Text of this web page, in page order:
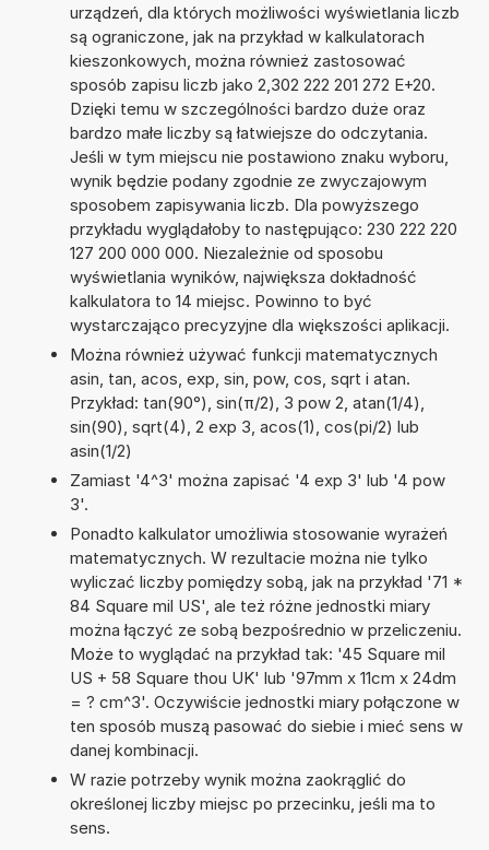
urządzeń, dla których możliwości wyświetlania liczb
są ograniczone, jak na przykład w kalkulatorach
kieszonkowych, można również zastosować
sposób zapisu liczb jako 2,302 222 201 272 E+20.
Dzięki temu w szczególności bardzo duże oraz
bardzo małe liczby są łatwiejsze do odczytania.
Jeśli w tym miejscu nie postawiono znaku wyboru,
wynik będzie podany zgodnie ze zwyczajowym
sposobem zapisywania liczb. Dla powyższego
przykładu wyglądałoby to następująco: 230 222 220
127 200 000 000. Niezależnie od sposobu
wyświetlania wyników, największa dokładność
kalkulatora to 14 miejsc. Powinno to być
wystarczająco precyzyjne dla większości aplikacji.
Można również używać funkcji matematycznych
asin, tan, acos, exp, sin, pow, cos, sqrt i atan.
Przykład: tan(90°), sin(π/2), 3 pow 2, atan(1/4),
sin(90), sqrt(4), 2 exp 3, acos(1), cos(pi/2) lub
asin(1/2)
Zamiast '4^3' można zapisać '4 exp 3' lub '4 pow
3'.
Ponadto kalkulator umożliwia stosowanie wyrażeń
matematycznych. W rezultacie można nie tylko
wyliczać liczby pomiędzy sobą, jak na przykład '71 *
84 Square mil US', ale też różne jednostki miary
można łączyć ze sobą bezpośrednio w przeliczeniu.
Może to wyglądać na przykład tak: '45 Square mil
US + 58 Square thou UK' lub '97mm x 11cm x 24dm
= ? cm^3'. Oczywiście jednostki miary połączone w
ten sposób muszą pasować do siebie i mieć sens w
danej kombinacji.
W razie potrzeby wynik można zaokrąglić do
określonej liczby miejsc po przecinku, jeśli ma to
sens.